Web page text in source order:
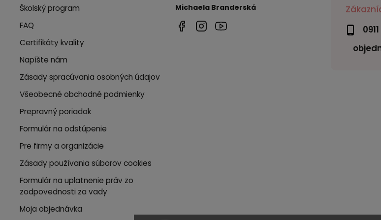
Školský program
FAQ
Certifikáty kvality
Napíšte nám
Zásady spracúvania osobných údajov
Všeobecné obchodné podmienky
Prepravný poriadok
Formulár na odstúpenie
Pre firmy a organizácie
Zásady používania súborov cookies
Formulár na uplatnenie práv zo
zodpovednosti za vady
Moja objednávka
Michaela Branderská